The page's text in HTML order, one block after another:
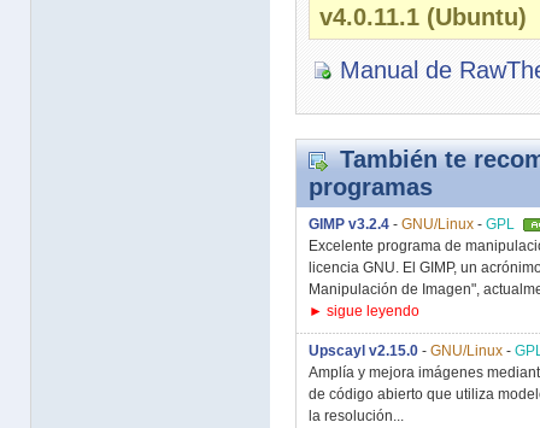
v4.0.11.1 (Ubuntu)
Manual de
También te
programas
GIMP v3.2.4 - GNU/Linux - GPL
Excelente programa de
licencia GNU. El GIMP, un
Manipulación de Imagen",
► sigue leyendo
Upscayl v2.15.0 - GNU/Linux -
Amplía y mejora imágenes
de código abierto que utiliza
la resolución...